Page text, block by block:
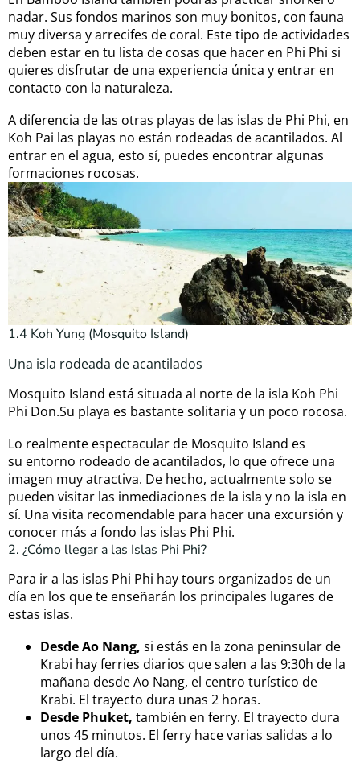
nadar. Sus fondos marinos son muy bonitos, con fauna
muy diversa y arrecifes de coral. Este tipo de actividades
deben estar en tu lista de cosas que hacer en Phi Phi si
quieres disfrutar de una experiencia única y entrar en
contacto con la naturaleza.
A diferencia de las otras playas de las islas de Phi Phi, en
Koh Pai las playas no están rodeadas de acantilados. Al
entrar en el agua, esto sí, puedes encontrar algunas
formaciones rocosas.
1.4 Koh Yung (Mosquito Island)
Una isla rodeada de acantilados
Mosquito Island está situada al norte de la isla Koh Phi
Phi Don.Su playa es bastante solitaria y un poco rocosa.
Lo realmente espectacular de Mosquito Island es
su entorno rodeado de acantilados, lo que ofrece una
imagen muy atractiva. De hecho, actualmente solo se
pueden visitar las inmediaciones de la isla y no la isla en
sí. Una visita recomendable para hacer una excursión y
conocer más a fondo las islas Phi Phi.
2. ¿Cómo llegar a las Islas Phi Phi?
Para ir a las islas Phi Phi hay tours organizados de un
día en los que te enseñarán los principales lugares de
estas islas.
Desde Ao Nang, si estás en la zona peninsular de
Krabi hay ferries diarios que salen a las 9:30h de la
mañana desde Ao Nang, el centro turístico de
Krabi. El trayecto dura unas 2 horas.
Desde Phuket, también en ferry. El trayecto dura
unos 45 minutos. El ferry hace varias salidas a lo
largo del día.